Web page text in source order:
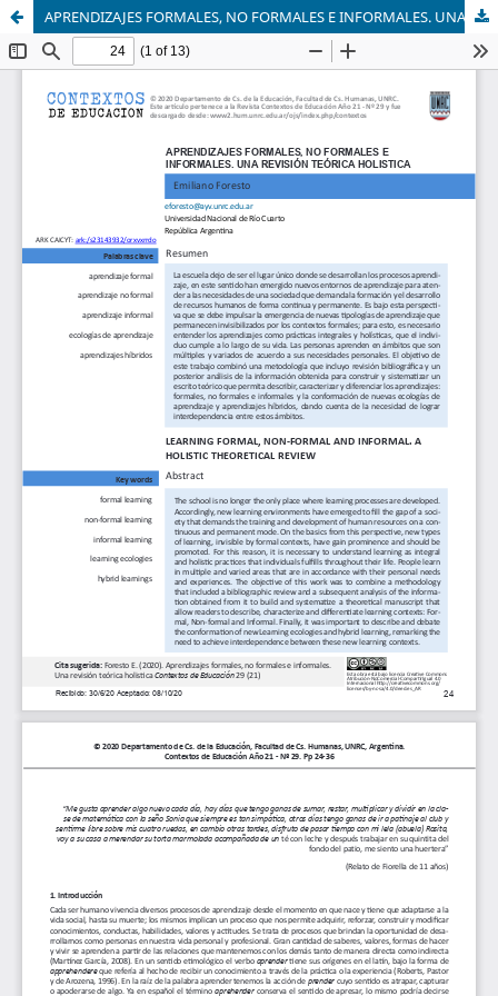
APRENDIZAJES FORMALES, NO FORMALES E INFORMALES. UNA REVISIÓN TEÓRICA HOLISTICA